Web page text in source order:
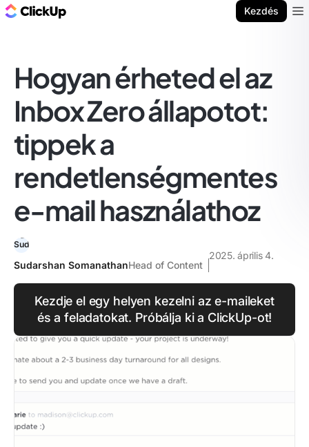
Kezdés
Hogyan érheted el az
Inbox Zero állapotot:
tippek a
rendetlenségmentes
e-mail használathoz
Sudarshan SomanathanHead of Content
2025. április 4.
Kezdje el egy helyen kezelni az e-maileket
és a feladatokat. Próbálja ki a ClickUp-ot!